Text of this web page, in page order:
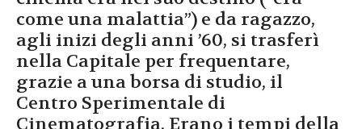
come una malattia”) e da ragazzo,
agli inizi degli anni ’60, si trasferì
nella Capitale per frequentare,
grazie a una borsa di studio, il
Centro Sperimentale di